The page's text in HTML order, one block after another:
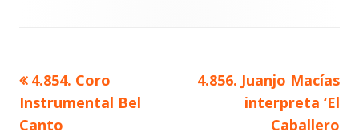
Navegación
de
Artículo
anterior
4.854. Coro
Instrumental Bel
Canto
Artículo
siguiente
4.856. Juanjo Macías
interpreta ‘El
Caballero